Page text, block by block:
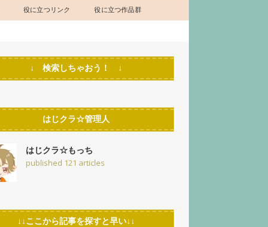
役に立つリンク 役に立つ作品群
↓ 検索しちゃおう！ ↓
はじクラ☆管理人
はじクラ☆もっち
published 121 articles
↓↓ここから記事を探すと早い↓↓